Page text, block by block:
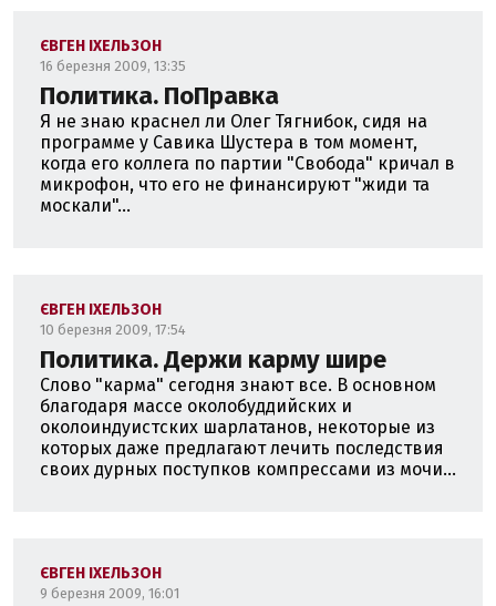
ЄВГЕН ІХЕЛЬЗОН
16 березня 2009, 13:35
Политика. ПоПравка
Я не знаю краснел ли Олег Тягнибок, сидя на
программе у Савика Шустера в том момент,
когда его коллега по партии "Свобода" кричал в
микрофон, что его не финансируют "жиди та
москали"...
ЄВГЕН ІХЕЛЬЗОН
10 березня 2009, 17:54
Политика. Держи карму шире
Слово "карма" сегодня знают все. В основном
благодаря массе околобуддийских и
околоиндуистских шарлатанов, некоторые из
которых даже предлагают лечить последствия
своих дурных поступков компрессами из мочи...
ЄВГЕН ІХЕЛЬЗОН
9 березня 2009, 16:01